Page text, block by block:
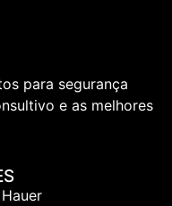
para segurança
e as melhores